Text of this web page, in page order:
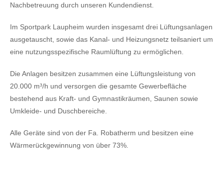
Nachbetreuung durch unseren Kundendienst.
Im Sportpark Laupheim wurden insgesamt drei Lüftungsanlagen
ausgetauscht, sowie das Kanal- und Heizungsnetz teilsaniert um
eine nutzungsspezifische Raumlüftung zu ermöglichen.
Die Anlagen besitzen zusammen eine Lüftungsleistung von
20.000 m³/h und versorgen die gesamte Gewerbefläche
bestehend aus Kraft- und Gymnastikräumen, Saunen sowie
Umkleide- und Duschbereiche.
Alle Geräte sind von der Fa. Robatherm und besitzen eine
Wärmerückgewinnung von über 73%.